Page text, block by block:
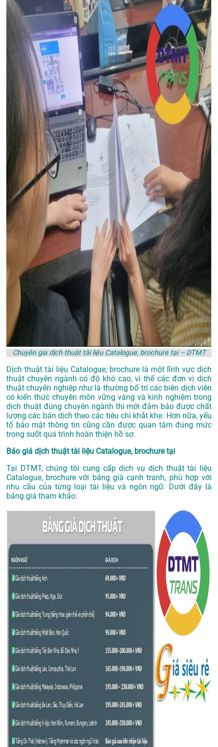
Chuyên gia dịch thuật tài liệu Catalogue, brochure tại – DTMT
Dịch thuật tài liệu Catalogue, brochure là một lĩnh vực dịch
thuật chuyên ngành có độ khó cao, vì thế các đơn vị dịch
thuật chuyên nghiệp như là thường bố trí các biên dịch viên
có kiến thức chuyên môn vững vàng và kinh nghiệm trong
dịch thuật đúng chuyên ngành thì mới đảm bảo được chất
lượng các bản dịch theo các tiêu chí khắt khe. Hơn nữa, yếu
tố bảo mật thông tin cũng cần được quan tâm đúng mức
trong suốt quá trình hoàn thiện hồ sơ.
Báo giá dịch thuật tài liệu Catalogue, brochure tại
Tại DTMT, chúng tôi cung cấp dịch vụ dịch thuật tài liệu
Catalogue, brochure với bảng giá cạnh tranh, phù hợp với
nhu cầu của từng loại tài liệu và ngôn ngữ. Dưới đây là
bảng giá tham khảo: